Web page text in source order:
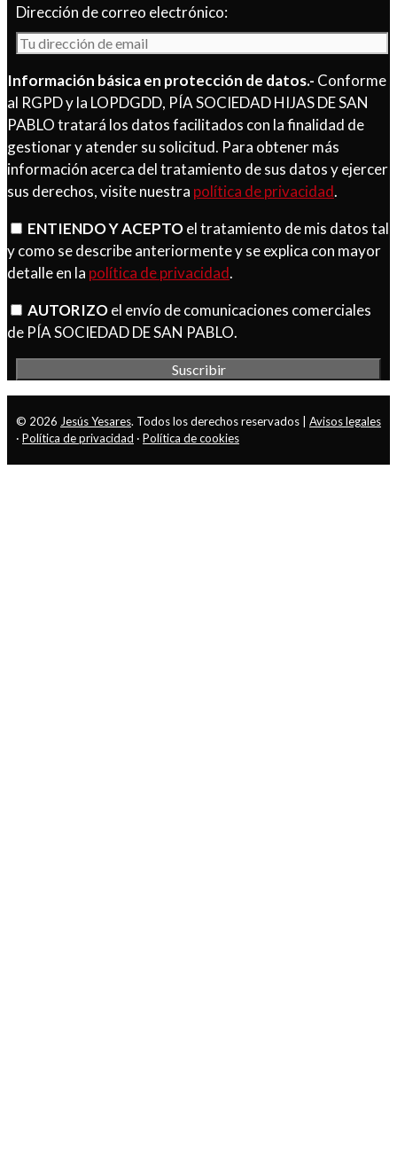
Dirección de correo electrónico:
Información básica en protección de datos.- Conforme
al RGPD y la LOPDGDD, PÍA SOCIEDAD HIJAS DE SAN
PABLO tratará los datos facilitados con la finalidad de
gestionar y atender su solicitud. Para obtener más
información acerca del tratamiento de sus datos y ejercer
sus derechos, visite nuestra política de privacidad.
ENTIENDO Y ACEPTOel tratamiento de mis datos tal
y como se describe anteriormente y se explica con mayor
detalle en la política de privacidad.
AUTORIZOel envío de comunicaciones comerciales
de PÍA SOCIEDAD DE SAN PABLO.
© 2026 Jesús Yesares. Todos los derechos reservados | Avisos legales
· Política de privacidad · Política de cookies